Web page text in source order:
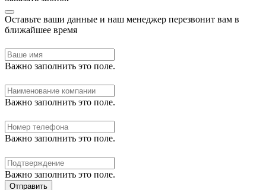
Оставьте ваши данные и наш менеджер перезвонит вам в
ближайшее время
Важно заполнить это поле.
Важно заполнить это поле.
Важно заполнить это поле.
Важно заполнить это поле.
Отправить